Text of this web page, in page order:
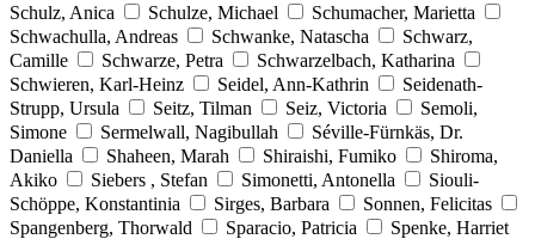
Schulz, Anica
Schulze, Michael
Schumacher, Marietta
Schwachulla, Andreas
Schwanke, Natascha
Schwarz,
Camille
Schwarze, Petra
Schwarzelbach, Katharina
Schwieren, Karl-Heinz
Seidel, Ann-Kathrin
Seidenath-
Strupp, Ursula
Seitz, Tilman Seiz, Victoria
Semoli,
Simone
Sermelwall, Nagibullah
Séville-Fürnkäs, Dr.
Daniella
Shaheen, Marah Shiraishi, Fumiko
Shiroma,
Akiko
Siebers , Stefan Simonetti, Antonella
Siouli-
Schöppe, Konstantinia
Sirges, Barbara
Sonnen, Felicitas
Spangenberg, Thorwald
Sparacio, Patricia
Spenke, Harriet